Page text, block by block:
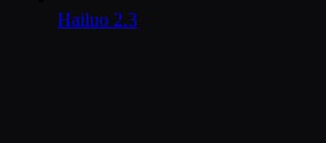
Hailuo 2.3